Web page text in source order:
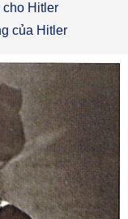
Hitler
của Hitler